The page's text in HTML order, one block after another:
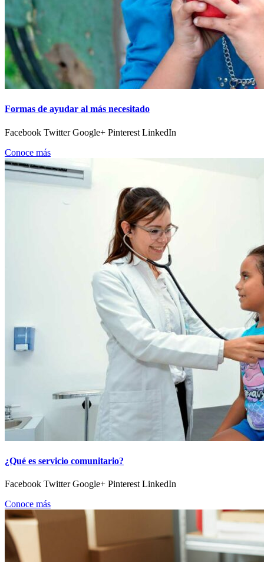
Formas de ayudar al más necesitado
Facebook Twitter Google+ Pinterest LinkedIn
Conoce más
¿Qué es servicio comunitario?
Facebook Twitter Google+ Pinterest LinkedIn
Conoce más